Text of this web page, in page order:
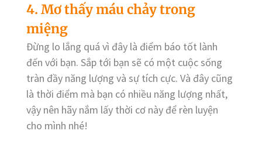
4. Mơ thấy máu chảy trong
miệng
Đừng lo lắng quá vì đây là điểm báo tốt lành
đến với bạn. Sắp tới bạn sẽ có một cuộc sống
tràn đầy năng lượng và sự tích cực. Và đây cũng
là thời điểm mà bạn có nhiều năng lượng nhất,
vậy nên hãy nắm lấy thời cơ này để rèn luyện
cho mình nhé!